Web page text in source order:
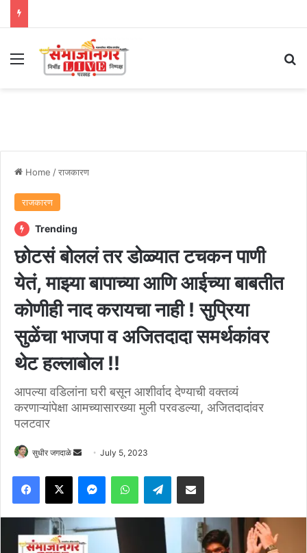
Menu
Home /राजकारण
राजकारण
Trending
छोटसं बोललं तर डोळ्यात टचकन पाणी
येतं, माझ्या बापाच्या आणि आईच्या बाबतीत
कोणीही नाद करायचा नाही ! सुप्रिया
सुळेंचा भाजपा व अजितदादा समर्थकांवर
थेट हल्लाबोल !!
आपल्या वडिलांना घरी बसून आशीर्वाद देण्याची वक्तव्यं
करणाऱ्यांपेक्षा आमच्यासारख्या मुली परवडल्या, अजितदादांवर
पलटवार
सुधीर जगदाळे
Send
email
July 5, 2023
Facebook
X MessengerWhatsAppTelegramShare via Email